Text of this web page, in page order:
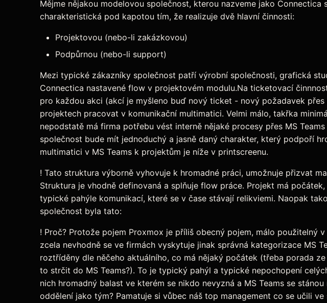
Mějme nějakou modelovou společnost, kterou nazveme jako
charakteristická pod kapotou tím, že realizuje dvě hlavní činnosti:
Projektovou (nebo-li zakázkovou)
Podpůrnou (nebo-li support)
Mezi typické zákazníky společnost patří výrobní společnosti, grafická
Connectica nastavené flow v projektovém modulu.Na ticketovací
pro každou akci (akcí je myšleno buď nový ticket - nový požadavek
projektech pracovat v komunikační multimatici. Velmi málo, takřka
nepodstatě má firma potřebu vést interně nějaké procesy přes MS
společnost bude mít jednoduchý a jasně daný charakter, který podpoří
multimatici v MS Teams k projektům je níže v printscreenu.
! Tato struktura výborně vyhovuje k hromadné práci, umožnuje přizvat
Struktura je vhodně definovaná a splňuje flow práce. Projekt má
typické pahýle komunikací, které se v čase stávají relikviemi. Naopak
společnost byla tato:
! Proč? Protože pojem Proxmox je příliš obecný pojem, málo použitelný
zcela nevhodně se ve firmách vyskytuje jinak správná kategorizace MS
roztříděny dle něčeho aktuálního, co má nějaký počátek (třeba porada
to strčit do MS Teams?). To je typický pahýl a typické nepochopení
nich hromadný balast ve kterém se nikdo nevyzná a MS Teams se
oddělení jako tým? Pamatuje si vůbec náš top management co se učili